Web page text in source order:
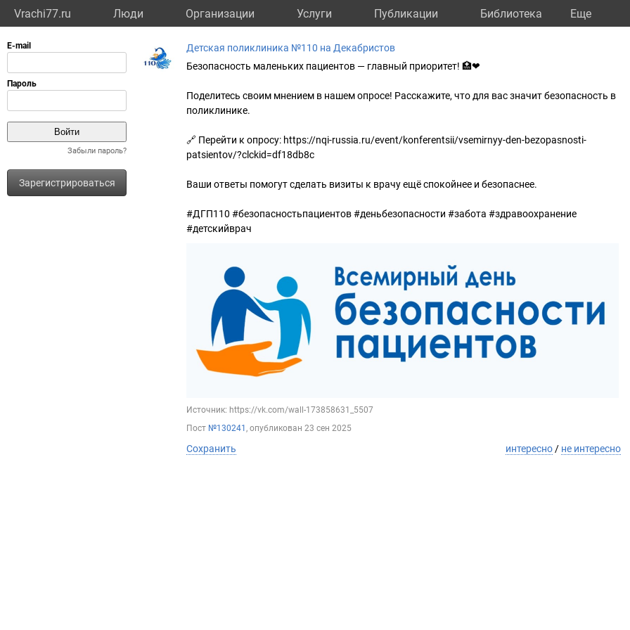
Vrachi77.ru Люди Организации Услуги Публикации Библиотека Eще
Забыли пароль?
Зарегистрироваться
Детская поликлиника №110 на Декабристов
Безопасность маленьких пациентов — главный приоритет! 🏥❤
Поделитесь своим мнением в нашем опросе! Расскажите, что для вас значит безопасность в
поликлинике.
🔗 Перейти к опросу: https://nqi-russia.ru/event/konferentsii/vsemirnyy-den-bezopasnosti-
patsientov/?clckid=df18db8c
Ваши ответы помогут сделать визиты к врачу ещё спокойнее и безопаснее.
#ДГП110 #безопасностьпациентов #деньбезопасности #забота #здравоохранение
#детскийврач
Источник: https://vk.com/wall-173858631_5507
Пост №130241 , опубликован 23 сен 2025
Сохранить интересно / не интересно